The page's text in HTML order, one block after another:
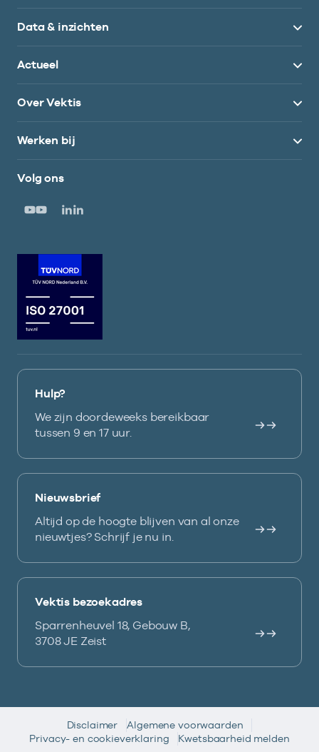
Data & inzichten
Actueel
Over Vektis
Werken bij
Volg ons
Hulp?
We zijn doordeweeks bereikbaar
tussen 9 en 17 uur.
Nieuwsbrief
Altijd op de hoogte blijven van al onze
nieuwtjes? Schrijf je nu in.
Vektis bezoekadres
Sparrenheuvel 18, Gebouw B,
3708 JE Zeist
Disclaimer
Algemene voorwaarden
Privacy- en cookieverklaring
Kwetsbaarheid melden